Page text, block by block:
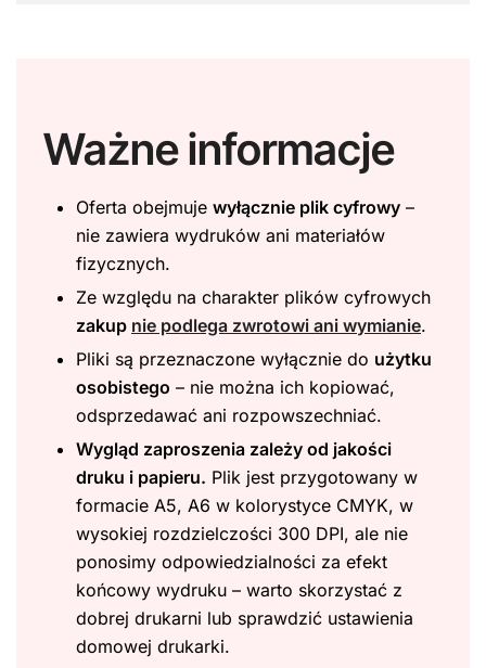
Ważne informacje
Oferta obejmuje wyłącznie plik cyfrowy –
nie zawiera wydruków ani materiałów
fizycznych.
Ze względu na charakter plików cyfrowych
zakup nie podlega zwrotowi ani wymianie.
Pliki są przeznaczone wyłącznie do użytku
osobistego – nie można ich kopiować,
odsprzedawać ani rozpowszechniać.
Wygląd zaproszenia zależy od jakości
druku i papieru. Plik jest przygotowany w
formacie A5, A6 w kolorystyce CMYK, w
wysokiej rozdzielczości 300 DPI, ale nie
ponosimy odpowiedzialności za efekt
końcowy wydruku – warto skorzystać z
dobrej drukarni lub sprawdzić ustawienia
domowej drukarki.